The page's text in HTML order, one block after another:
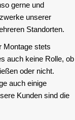
gerne und
unserer
Standorten.
Montage stets
auch keine Rolle, ob
oder nicht.
auch einige
Kunden sind die